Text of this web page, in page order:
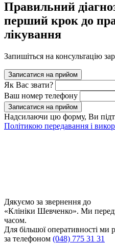
Правильний
перший крок до
лікування
Запишіться на консультацію
Записатися на прийом
Як Вас звати?
Ваш номер телефону
Записатися на прийом
Надсилаючи цю форму, Ви
Політикою передавання і
Дякуємо за звернення до
«Клініки Шевченко». Ми
часом.
Для більшої оперативності ми
за телефоном (048) 775 31 31